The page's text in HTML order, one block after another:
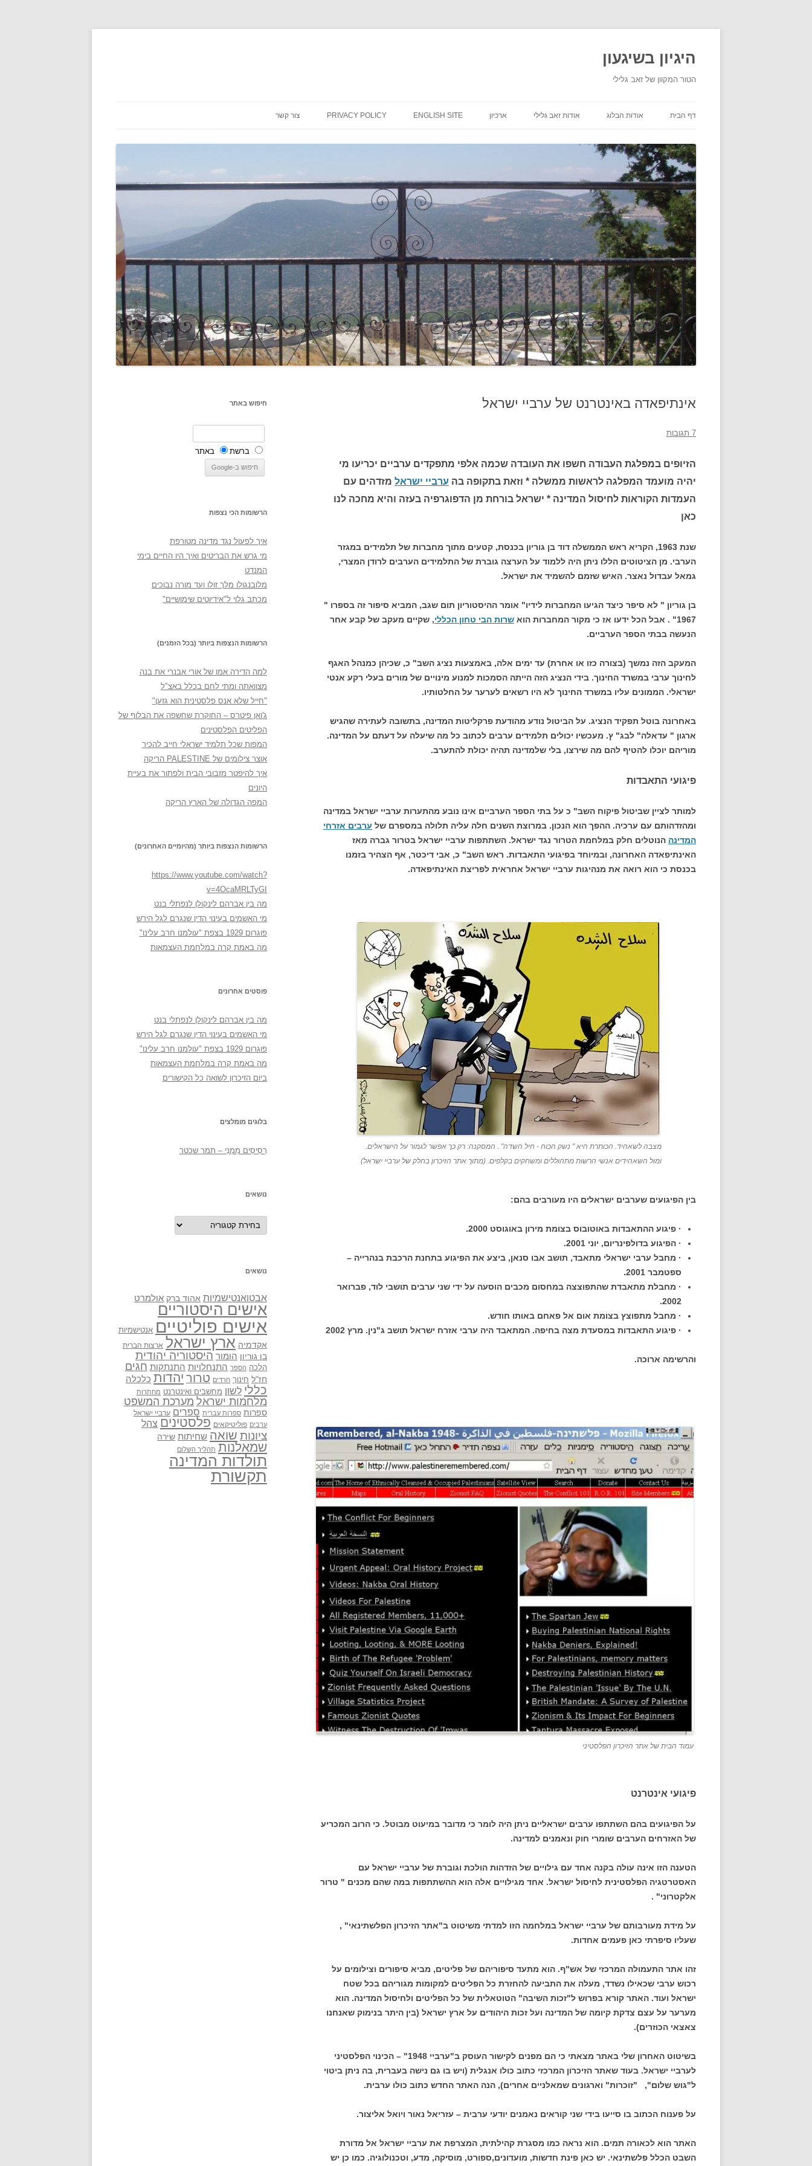
היגיון בשיגעון
הטור המקוון של זאב גלילי
דף הבית אודות הבלוג אודות זאב גלילי ארכיון ENGLISH SITE
PRIVACY POLICY צור קשר
אינתיפאדה באינטרנט של ערביי ישראל
7 תגובות
הזיופים במפלגת העבודה חשפו את העובדה שכמה אלפי מתפקדים ערביים יכריעו מי
יהיה מועמד המפלגה לראשות ממשלה * וזאת בתקופה בה ערביי ישראל מזדהים עם
העמדות הקוראות לחיסול המדינה * ישראל בורחת מן הדפוגרפיה בעזה והיא מחכה לנו
כאן
שנת 1963, הקריא ראש הממשלה דוד בן גוריון בכנסת, קטעים מתוך מחברות של תלמידים במגזר
הערבי. מן הציטוטים הללו ניתן היה ללמוד על הערצה גוברת של התלמידים הערבים לרודן המצרי,
גמאל עבדול נאצר. האיש שזמם להשמיד את ישראל.
בן גוריון " לא סיפר כיצד הגיעו המחברות לידיו" אומר ההיסטוריון תום שגב, המביא סיפור זה בספרו "
1967" . אבל הכל ידעו אז כי מקור המחברות הוא
שרות הבי טחון הכללי, שקיים מעקב של קבע אחר
הנעשה בבתי הספר הערביים.
המעקב הזה נמשך (בצורה כזו או אחרת) עד ימים אלה, באמצעות נציג השב" כ, שכיהן כמנהל האגף
לחינוך ערבי במשרד החינוך. בידי הנציג הזה הייתה הסמכות למנוע מינויים של מורים בעלי רקע אנטי
ישראלי. הממונים עליו במשרד החינוך לא היו רשאים לערער על החלטותיו.
באחרונה בוטל תפקיד הנציג. על הביטול נודע מהודעת פרקליטות המדינה, בתשובה לעתירה שהגיש
ארגון " עדאלה" לבג" ץ. מעכשיו יכולים תלמידים ערבים לכתוב כל מה שיעלה על דעתם על המדינה.
מוריהם יוכלו להטיף להם מה שירצו, בלי שלמדינה תהיה יכולת להתערב.
פיגועי התאבדות
למותר לציין שביטול פיקוח השב" כ על בתי הספר הערביים אינו נובע מהתערות ערביי ישראל במדינה
ומהזדהותם עם ערכיה. ההפך הוא הנכון. במרוצת השנים חלה עליה תלולה במספרם של ערבים אזרחי
המדינה הנוטלים חלק במלחמת הטרור נגד ישראל. השתתפות ערביי ישראל בטרור גברה מאז
האינתיפאדה האחרונה, ובמיוחד בפיגועי התאבדות. ראש השב" כ, אבי דיכטר, אף הצהיר בזמנו
בכנסת כי הוא רואה את מנהיגות ערביי ישראל אחראית לפריצת האינתיפאדה.
מצבה לשאהיד. הכותרת היא " נשק הכוח - חיל השדה" . המסקנה: רק כך אפשר לגמור על הישראלים.
ומול השאהידים אנשי הרשות מתהוללים ומשחקים בקלפים. (מתוך אתר הזיכרון בחלק של ערביי ישראל)
בין הפיגועים שערבים ישראלים היו מעורבים בהם:
· פיגוע ההתאבדות באוטובוס בצומת מירון באוגוסט 2000.
· הפיגוע בדולפינריום, יוני 2001.
· מחבל ערבי ישראלי מתאבד, תושב אבו סנאן, ביצע את הפיגוע בתחנת הרכבת בנהרייה –
ספטמבר 2001.
· מחבלת מתאבדת שהתפוצצה במחסום מכבים הוסעה על ידי שני ערבים תושבי לוד, פברואר
2002.
· מחבל מתפוצץ בצומת אום אל פאחם באותו חודש.
· פיגוע התאבדות במסעדת מצה בחיפה. המתאבד היה ערבי אזרח ישראל תושב ג"נין. מרץ 2002
והרשימה ארוכה.
עמוד הבית של אתר הזיכרון הפלסטיני
פיגועי אינטרנט
על הפיגועים בהם השתתפו ערבים ישראליים ניתן היה לומר כי מדובר במיעוט מבוטל. כי הרוב המכריע
של האזרחים הערבים שומרי חוק ונאמנים למדינה.
הטענה הזו אינה עולה בקנה אחד עם גילויים של הזדהות הולכת וגוברת של ערביי ישראל עם
האסטרטגיה הפלסטינית לחיסול ישראל. אחד מגילויים אלה הוא ההשתתפות במה שהם מכנים " טרור
אלקטרוני" .
על מידת מעורבותם של ערביי ישראל במלחמה הזו למדתי משיטוט ב"אתר הזיכרון הפלשתינאי" ,
שעליו סיפרתי כאן פעמים אחדות.
זהו אתר התעמולה המרכזי של אש"ף. הוא מתעד סיפוריהם של פליטים, מביא סיפורים וצילומים על
רכוש ערבי שכאילו נשדד, מעלה את התביעה להחזרת כל הפליטים למקומות מגוריהם בכל שטח
ישראל ועוד. האתר קורא בפרוש ל"זכות השיבה" הטוטאלית של כל הפליטים ולחיסול המדינה. הוא
מערער על עצם צדקת קיומה של המדינה ועל זכות היהודים על ארץ ישראל (בין היתר בנימוק שאנחנו
צאצאי הכוזרים).
בשיטוט האחרון שלי באתר מצאתי כי הם מפנים לקישור העוסק ב"ערביי 1948" – הכינוי הפלסטיני
לערביי ישראל. בעוד שאתר הזיכרון המרכזי כתוב כולו אנגלית (ויש בו גם נישה בעברית, בה ניתן ביטוי
ל"גוש שלום", "זוכרות" וארגונים שמאלניים אחרים), הנה האתר החדש כתוב כולו ערבית.
על פענוח הכתוב בו סייעו בידי שני קוראים נאמנים יודעי ערבית – עזריאל נאור ויואל אליצור.
האתר הוא לכאורה תמים. הוא נראה כמו מסגרת קהילתית, המצרפת את ערביי ישראל אל מדורת
השבט הכלל פלשתינאי. יש כאן פינת חדשות, מועדונים,ספורט, מוסיקה, מדע, וטכנולוגיה. כמו כן יש
חיפוש באתר
ברשת באתר
הרשומות הכי נצפות
איך לפעול נגד מדינה מטורפת
מי גרש את הבריטים ואיך היו החיים בימי
המנדט
מלובנגולו מלך זולו ועד מורה נבוכים
מכתב גלוי ל"אידיוטים שימושיים"
הרשומות הנצפות ביותר (בכל הזמנים)
למה הדירה אמו של אורי אבנרי את בנה
מצוואתה ומתי לחם בכלל באצ"ל
"חייל שלא אנס פלסטינית הוא גזען"
ג'ואן פיטרס – החוקרת שחשפה את הבלוף של
הפליטים הפלסטינים
המפות שכל תלמיד ישראלי חייב להכיר
אוצר צילומים של PALESTINE הריקה
איך להיפטר מזבובי הבית ולפתור את בעיית
היונים
המפה הגדולה של הארץ הריקה
הרשומות הנצפות ביותר (מהיומיים האחרונים)
https://www.youtube.com/watch?
v=4OcaMRLTyGI
מה בין אברהם לינקולן לנפתלי בנט
מי האשמים בעינוי הדין שנגרם לגל הירש
פוגרום 1929 בצפת "עולמנו חרב עלינו"
מה באמת קרה במלחמת העצמאות
פוסטים אחרונים
מה בין אברהם לינקולן לנפתלי בנט
מי האשמים בעינוי הדין שנגרם לגל הירש
פוגרום 1929 בצפת "עולמנו חרב עלינו"
מה באמת קרה במלחמת העצמאות
ביום הזיכרון לשואה כל הקישורים
בלוגים מומלצים
רְסִיסִים מִמֶנִי – תמר שכטר
נושאים
נושאים
נושאים
אבטואנטישמיות אהוד ברק אולמרט
אישים היסטוריים
אישים פוליטיים אנטישמיות
אקדמיה ארץ ישראל ארצות הברית
בן גוריון הומור היסטוריה יהודית
הלכה הספר התנחלויות התנתקות חגים
חז"ל חינוך חרדים טרור יהדות כלכלה
כללי לשון מחשבים ואינטרנט מחתרות
מלחמות ישראל מערכת המשפט
ספרות ספרות עברית ספרים ערביי ישראל
ערבים פוליטיקאים פלסטינים צהל
ציונות שואה שחיתות שירה
שמאלנות תהליך השלום
תולדות המדינה
תקשורת